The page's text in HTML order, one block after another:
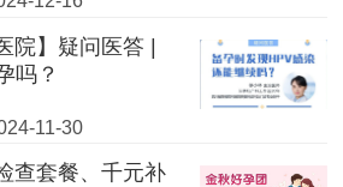
院】疑问医答 |
吗？
11-30
查套餐、千元补